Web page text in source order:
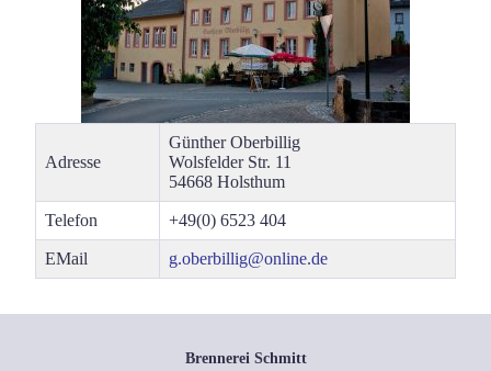
Adres­se
Gün­ther Ober­bil­lig
Wols­fel­der Str. 11
54668 Holst­hum
Tele­fon +49(0) 6523 404
EMail g.oberbillig@online.de
Brennerei Schmitt